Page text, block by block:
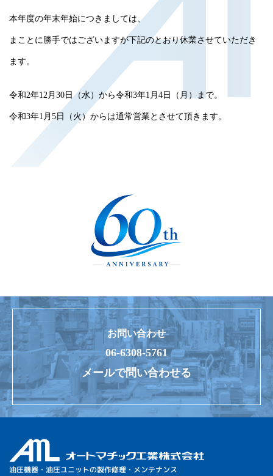
本年度の年末年始につきましては、
まことに勝手ではございますが下記のとおり休業させていただき
ます。
令和2年12月30日（水）から令和3年1月4日（月）まで。
令和3年1月5日（火）からは通常営業とさせて頂きます。
お問い合わせ
06-6308-5761
メールで問い合わせる
油圧機器・油圧ユニットの製作修理・メンテナンス